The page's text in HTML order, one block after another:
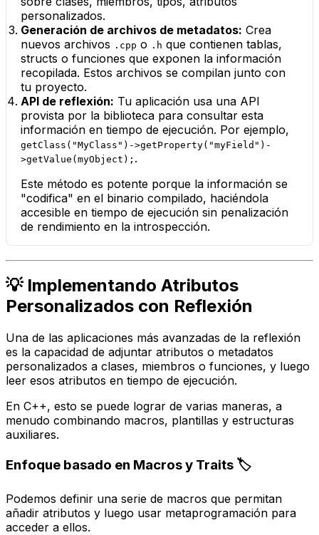
personalizados.
Generación de archivos de metadatos: Crea
nuevos archivos .cpp o .h que contienen tablas,
structs o funciones que exponen la información
recopilada. Estos archivos se compilan junto con
tu proyecto.
API de reflexión: Tu aplicación usa una API
provista por la biblioteca para consultar esta
información en tiempo de ejecución. Por ejemplo,
getClass("MyClass")->getProperty("myField")-
>getValue(myObject); .
Este método es potente porque la información se
"codifica" en el binario compilado, haciéndola
accesible en tiempo de ejecución sin penalización
de rendimiento en la introspección.
💡 Implementando Atributos
Personalizados con Reflexión
Una de las aplicaciones más avanzadas de la reflexión
es la capacidad de adjuntar atributos o metadatos
personalizados a clases, miembros o funciones, y luego
leer esos atributos en tiempo de ejecución.
En C++, esto se puede lograr de varias maneras, a
menudo combinando macros, plantillas y estructuras
auxiliares.
Enfoque basado en Macros y Traits 🏷️
Podemos definir una serie de macros que permitan
añadir atributos y luego usar metaprogramación para
acceder a ellos.